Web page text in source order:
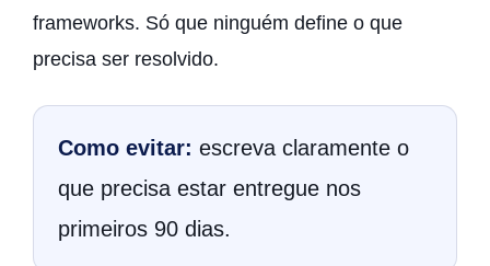
frameworks. Só que ninguém define o que
precisa ser resolvido.
Como evitar: escreva claramente o
que precisa estar entregue nos
primeiros 90 dias.